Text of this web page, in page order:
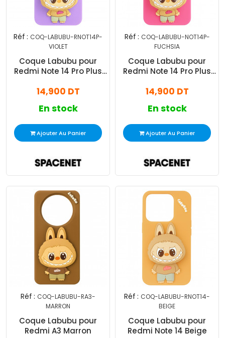
Réf : COQ-LABUBU-RNOT14P-
VIOLET
Coque Labubu pour
Redmi Note 14 Pro Plus
14,900 DT
En stock
Ajouter Au Panier
Réf : COQ-LABUBU-NOT14P-
FUCHSIA
Coque Labubu pour
Redmi Note 14 Pro Plus
14,900 DT
En stock
Ajouter Au Panier
Réf : COQ-LABUBU-RA3-
MARRON
Coque Labubu pour
Redmi A3 Marron
Réf : COQ-LABUBU-RNOT14-
BEIGE
Coque Labubu pour
Redmi Note 14 Beige